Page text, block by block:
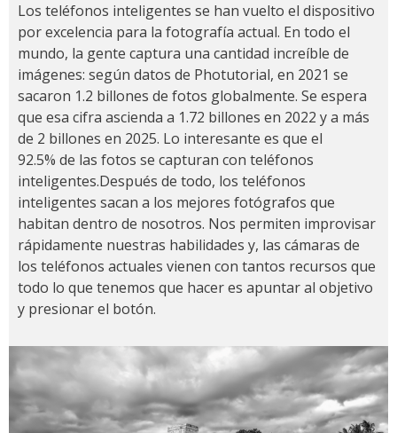
Los teléfonos inteligentes se han vuelto el dispositivo
por excelencia para la fotografía actual. En todo el
mundo, la gente captura una cantidad increíble de
imágenes: según datos de Photutorial, en 2021 se
sacaron 1.2 billones de fotos globalmente. Se espera
que esa cifra ascienda a 1.72 billones en 2022 y a más
de 2 billones en 2025. Lo interesante es que el
92.5% de las fotos se capturan con teléfonos
inteligentes.Después de todo, los teléfonos
inteligentes sacan a los mejores fotógrafos que
habitan dentro de nosotros. Nos permiten improvisar
rápidamente nuestras habilidades y, las cámaras de
los teléfonos actuales vienen con tantos recursos que
todo lo que tenemos que hacer es apuntar al objetivo
y presionar el botón.